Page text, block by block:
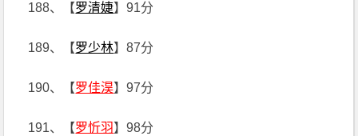
188、【罗清婕】91分
189、【罗少林】87分
190、【罗佳淏】97分
191、【罗忻羽】98分